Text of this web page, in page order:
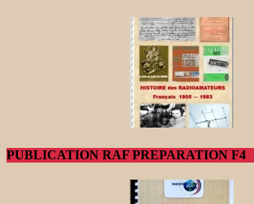
PUBLICATION RAF PREPARATION F4